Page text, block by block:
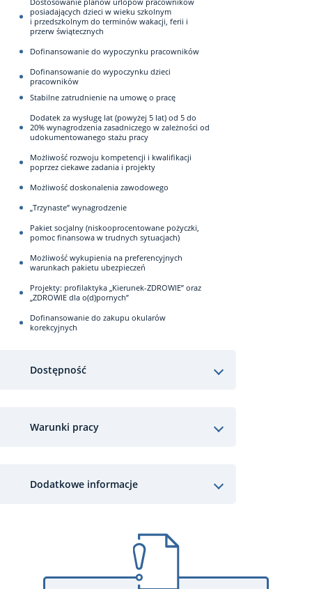
posiadających dzieci w wieku szkolnym
i przedszkolnym do terminów wakacji, ferii i
przerw świątecznych
Dofinansowanie do wypoczynku pracowników
Dofinansowanie do wypoczynku dzieci
pracowników
Stabilne zatrudnienie na umowę o pracę
Dodatek za wysługę lat (powyżej 5 lat) od 5 do
20% wynagrodzenia zasadniczego w zależności od
udokumentowanego stażu pracy
Możliwość rozwoju kompetencji i kwalifikacji
poprzez ciekawe zadania i projekty
Możliwość doskonalenia zawodowego
„Trzynaste” wynagrodzenie
Pakiet socjalny (niskooprocentowane pożyczki,
pomoc finansowa w trudnych sytuacjach)
Możliwość wykupienia na preferencyjnych
warunkach pakietu ubezpieczeń
Projekty: profilaktyka „Kierunek-ZDROWIE” oraz
„ZDROWIE dla o(d)pornych”
Dofinansowanie do zakupu okularów
korekcyjnych
Dostępność
Warunki pracy
Dodatkowe informacje